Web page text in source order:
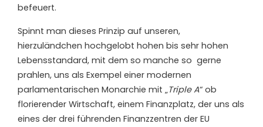
befeuert.
Spinnt man dieses Prinzip auf unseren,
hierzuländchen hochgelobt hohen bis sehr hohen
Lebensstandard, mit dem so manche so gerne
prahlen, uns als Exempel einer modernen
parlamentarischen Monarchie mit „Triple A“ ob
florierender Wirtschaft, einem Finanzplatz, der uns als
eines der drei führenden Finanzzentren der EU